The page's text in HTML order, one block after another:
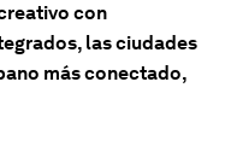
con
las ciudades
más conectado,